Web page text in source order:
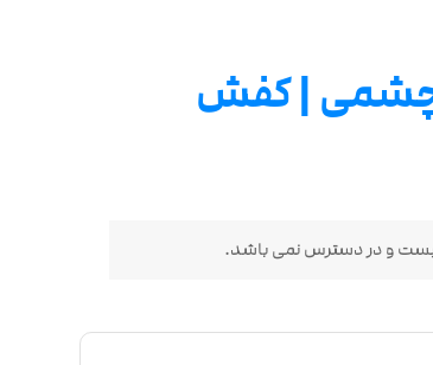
| کفش
و در دسترس نمی باشد.